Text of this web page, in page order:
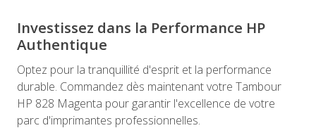
Investissez dans la Performance HP
Authentique
Optez pour la tranquillité d'esprit et la performance
durable. Commandez dès maintenant votre Tambour
HP 828 Magenta pour garantir l'excellence de votre
parc d'imprimantes professionnelles.